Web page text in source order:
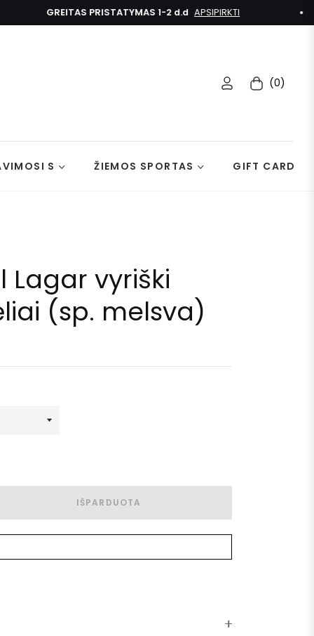
GREITAS PRISTATYMAS 1-2 d.d APSIPIRKTI
Kolekcija
(0)
S ŽIEMOS SPORTAS GIFT CARD
Lagar vyriški
(sp. melsva)
IŠPARDUOTA